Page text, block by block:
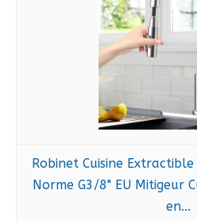
Robinet Cuisine
Norme G3/8" EU Mitigeur
en...